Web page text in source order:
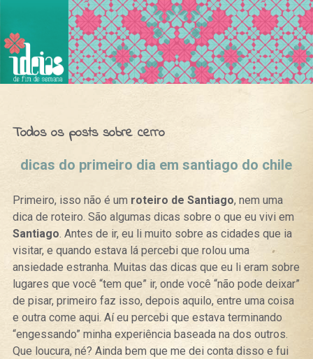
Ideias de Fim de Semana
Todos os posts sobre cerro
dicas do primeiro dia em santiago do chile
Primeiro, isso não é um roteiro de Santiago, nem uma
dica de roteiro. São algumas dicas sobre o que eu vivi em
Santiago. Antes de ir, eu li muito sobre as cidades que ia
visitar, e quando estava lá percebi que rolou uma
ansiedade estranha. Muitas das dicas que eu li eram sobre
lugares que você “tem que” ir, onde você “não pode deixar”
de pisar, primeiro faz isso, depois aquilo, entre uma coisa
e outra come aqui. Aí eu percebi que estava terminando
“engessando” minha experiência baseada na dos outros.
Que loucura, né? Ainda bem que me dei conta disso e fui